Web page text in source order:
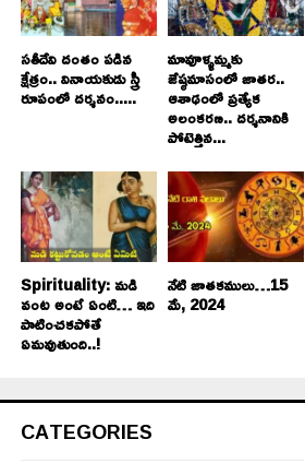
సతీదేవి దంతం పడిన
క్షేత్రం.. వినాయకుడు స్త్రీ
రూపంలో దర్శనం.....
మావూళ్ళమ్మకు
జేష్ఠమాసంలో జాతర..
ఆశాఢంలో ప్రత్యేక
అలంకరణ.. దర్శనానికి
పోటెత్తిన...
Spirituality: మడి
వంట అంటే ఏంటి… ఇది
పాటించకపోతే
ఏమవుతుంది..!
నేటి జాతకములు…15
మే, 2024
CATEGORIES